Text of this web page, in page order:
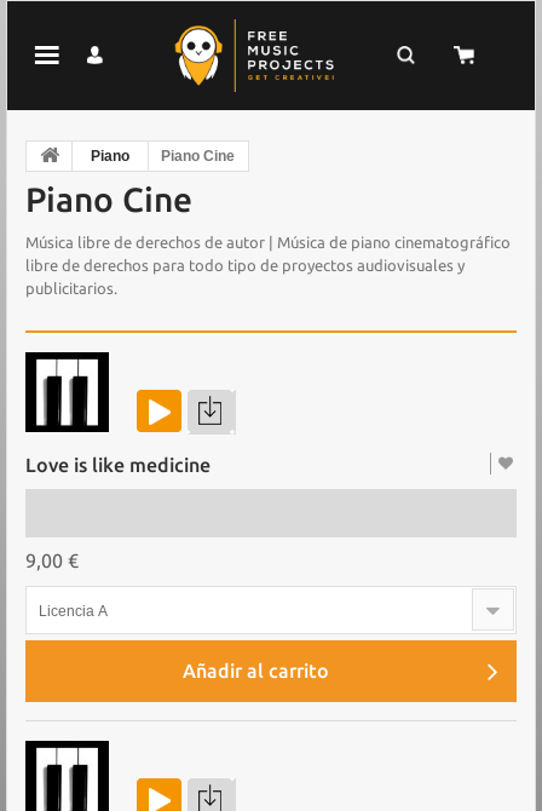
Piano Piano Cine
Piano Cine
Música libre de derechos de autor | Música de piano cinematográfico
libre de derechos para todo tipo de proyectos audiovisuales y
publicitarios.
Love is like medicine
9,00 €
Licencia A
Añadir al carrito